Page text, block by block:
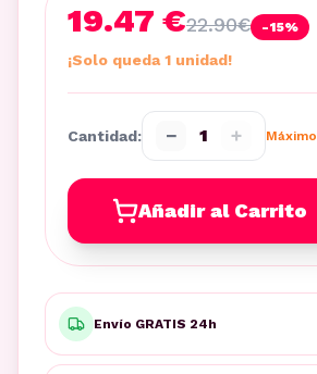
19.47 €22.90€ -15%
¡Solo queda 1 unidad!
Cantidad: − 1 + Máximo
Añadir al Carrito
Envío GRATIS 24h